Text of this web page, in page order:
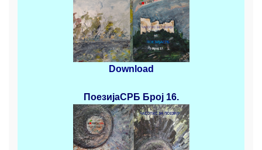
Download
ПоезијаСРБ Број 16.